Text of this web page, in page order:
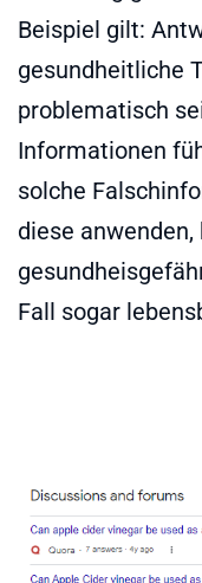
Beispiel gilt:
gesundheitliche
problematisch
Informationen
solche
diese anwenden,
Fall sogar